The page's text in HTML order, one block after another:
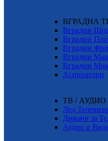
ВГРАДНА
Вградни
Вградни
Вградни
Вградни
Вградни
Аспиратори
ТВ / АУДИО
Лед
Држачи за
Аудио и